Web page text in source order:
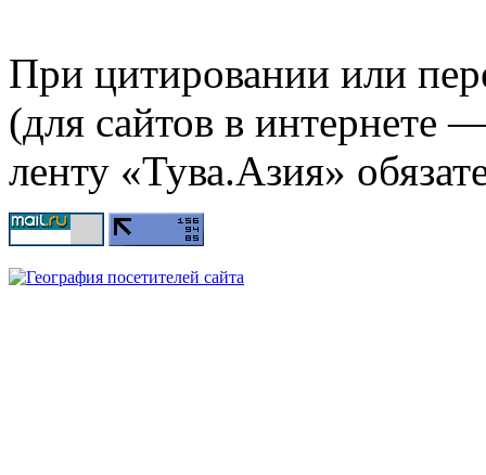
При цитировании или
(для сайтов в интернете
ленту «Тува.Азия»